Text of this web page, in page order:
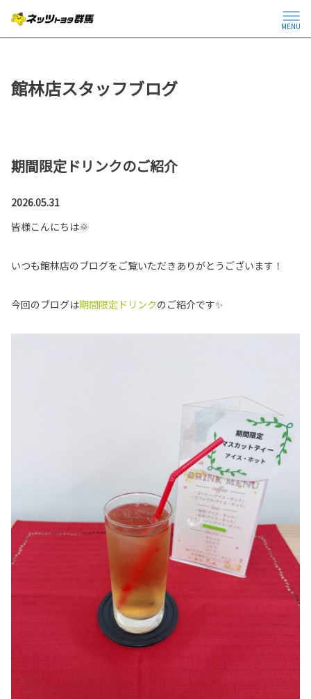
MENU
館林店スタッフブログ
期間限定ドリンクのご紹介
2026.05.31
皆様こんにちは🌞
いつも館林店のブログをご覧いただきありがとうございます！
今回のブログは期間限定ドリンクのご紹介です✨